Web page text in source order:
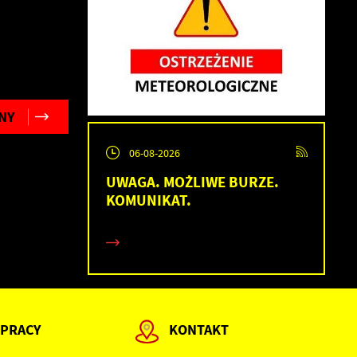
06-08-2026
UWAGA. MOŻLIWE BURZE.
KOMUNIKAT.
KONTAKT